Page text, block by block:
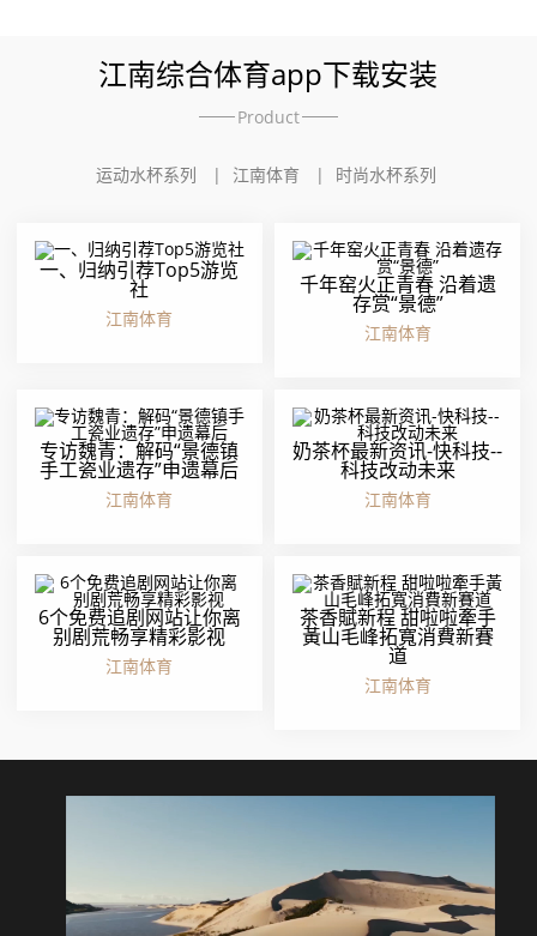
江南综合体育app下载安装
Product
运动水杯系列 江南体育 时尚水杯系列
一、归纳引荐Top5游览
社
江南体育
千年窑火正青春 沿着遗
存赏“景德”
江南体育
专访魏青：解码“景德镇
手工瓷业遗存”申遗幕后
江南体育
奶茶杯最新资讯-快科技--
科技改动未来
江南体育
6个免费追剧网站让你离
别剧荒畅享精彩影视
江南体育
茶香賦新程 甜啦啦牽手
黃山毛峰拓寬消費新賽
道
江南体育